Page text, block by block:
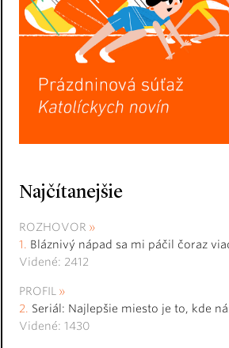
Najčítanejšie
ROZHOVOR
Bláznivý nápad sa mi páčil čoraz
Videné: 2412
PROFIL
Seriál: Najlepšie miesto je to, kde
Videné: 1430